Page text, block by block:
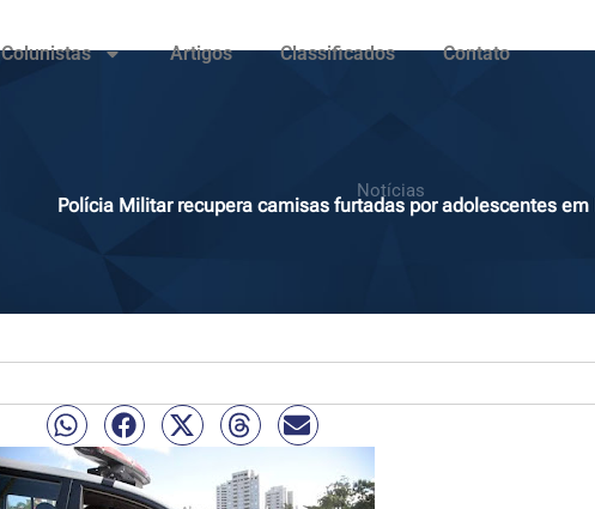
Colunistas Artigos Classificados Contato
Notícias
Polícia Militar recupera camisas furtadas por adolescentes em